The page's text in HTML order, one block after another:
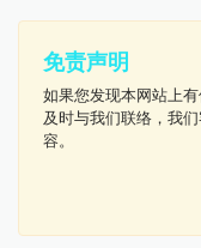
免责声明
如果您发现本网站上
及时与我们联络，我
容。